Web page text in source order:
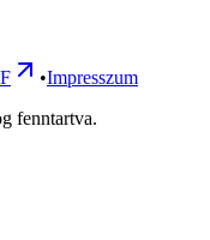
•Impresszum
fenntartva.